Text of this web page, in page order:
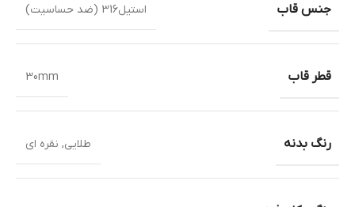
جنس قاب استیل316 (ضد حساسیت)
قطر قاب 30mm
رنگ بدنه طلایی, نقره ای